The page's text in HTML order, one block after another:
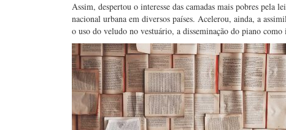
Assim, despertou o interesse das camadas mais pobres pela
nacional urbana em diversos países. Acelerou, ainda, a
o uso do veludo no vestuário, a disseminação do piano